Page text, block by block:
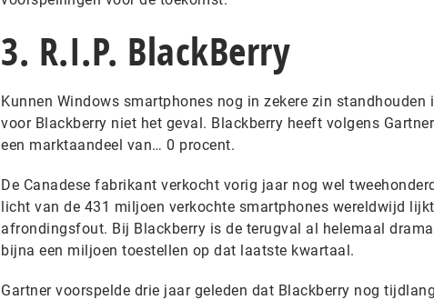
3. R.I.P. BlackBerry
Kunnen Windows smartphones nog in zekere zin
voor Blackberry niet het geval. Blackberry heeft volgens
een marktaandeel van… 0 procent.
De Canadese fabrikant verkocht vorig jaar nog wel
licht van de 431 miljoen verkochte smartphones wereldwijd
afrondingsfout. Bij Blackberry is de terugval al helemaal
bijna een miljoen toestellen op dat laatste kwartaal.
Gartner voorspelde drie jaar geleden dat Blackberry nog